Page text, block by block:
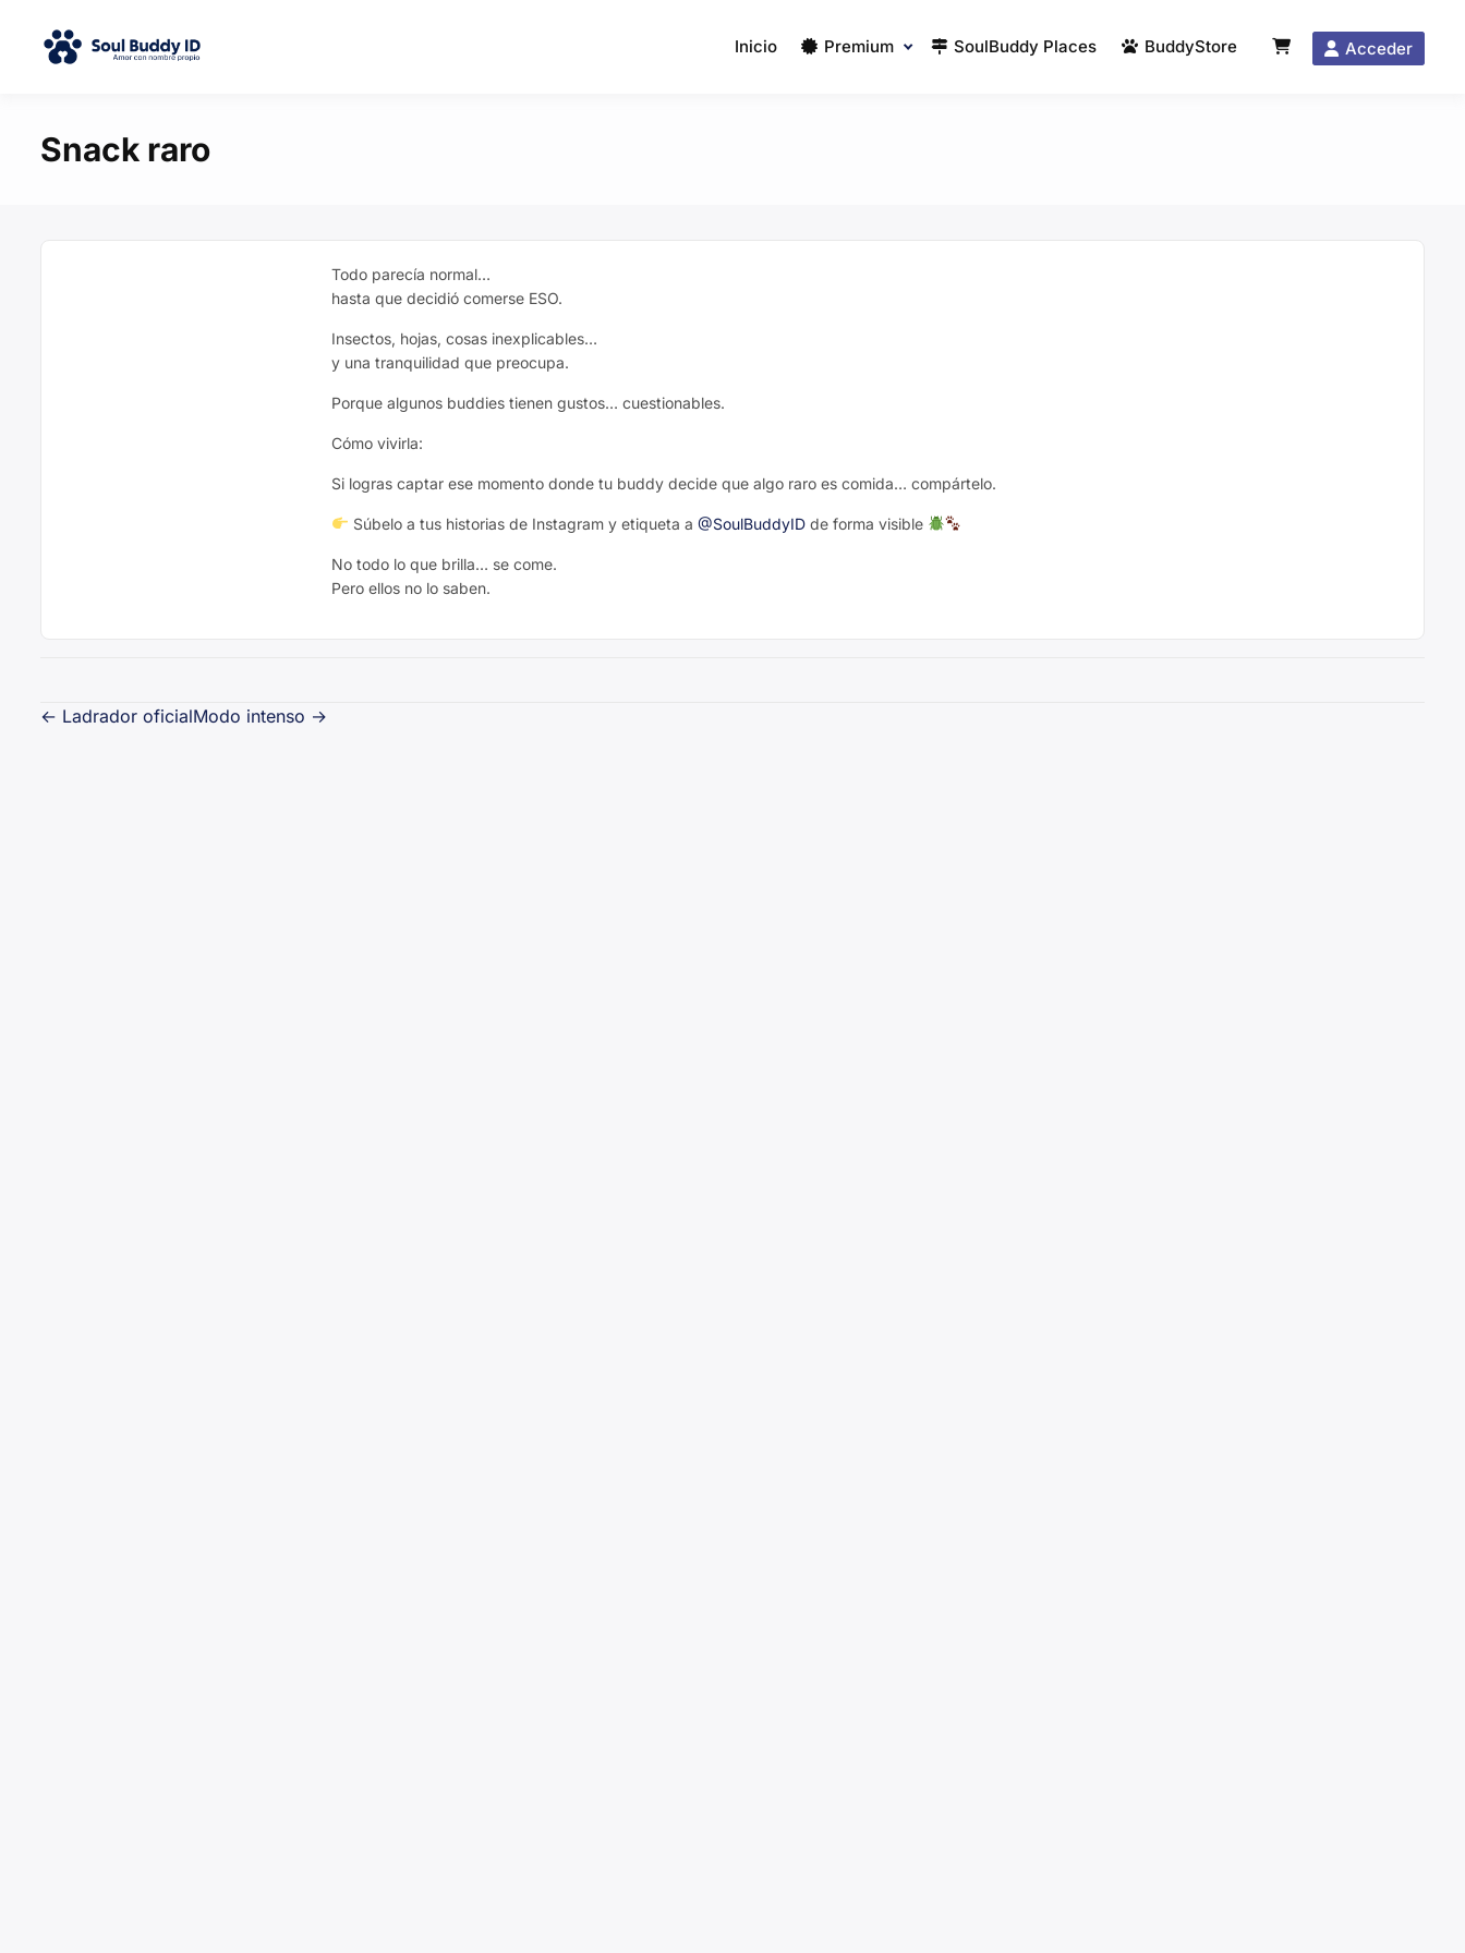
Inicio Premium SoulBuddy Places BuddyStore Acceder
Snack raro
Todo parecía normal…
hasta que decidió comerse ESO.
Insectos, hojas, cosas inexplicables…
y una tranquilidad que preocupa.
Porque algunos buddies tienen gustos… cuestionables.
Cómo vivirla:
Si logras captar ese momento donde tu buddy decide que algo raro es comida… compártelo.
Súbelo a tus historias de Instagram y etiqueta a @SoulBuddyIDde forma visible
No todo lo que brilla… se come.
Pero ellos no lo saben.
Navegación
← Ladrador oficialModo intenso →